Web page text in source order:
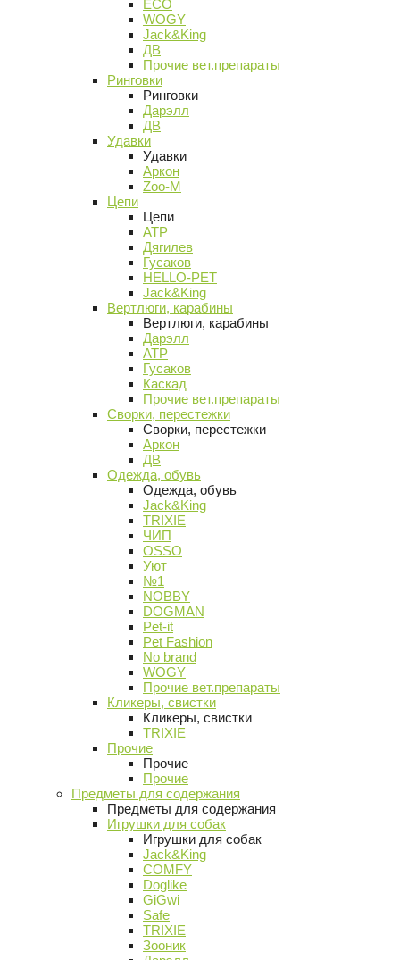
ECO
WOGY
Jack&King
ДВ
Прочие вет.препараты
Ринговки
Ринговки
Дарэлл
ДВ
Удавки
Удавки
Аркон
Zoo-M
Цепи
Цепи
АТР
Дягилев
Гусаков
HELLO-PET
Jack&King
Вертлюги, карабины
Вертлюги, карабины
Дарэлл
АТР
Гусаков
Каскад
Прочие вет.препараты
Сворки, перестежки
Сворки, перестежки
Аркон
ДВ
Одежда, обувь
Одежда, обувь
Jack&King
TRIXIE
ЧИП
OSSO
Уют
№1
NOBBY
DOGMAN
Pet-it
Pet Fashion
No brand
WOGY
Прочие вет.препараты
Кликеры, свистки
Кликеры, свистки
TRIXIE
Прочие
Прочие
Прочие
Предметы для содержания
Предметы для содержания
Игрушки для собак
Игрушки для собак
Jack&King
COMFY
Doglike
GiGwi
Safe
TRIXIE
Зооник